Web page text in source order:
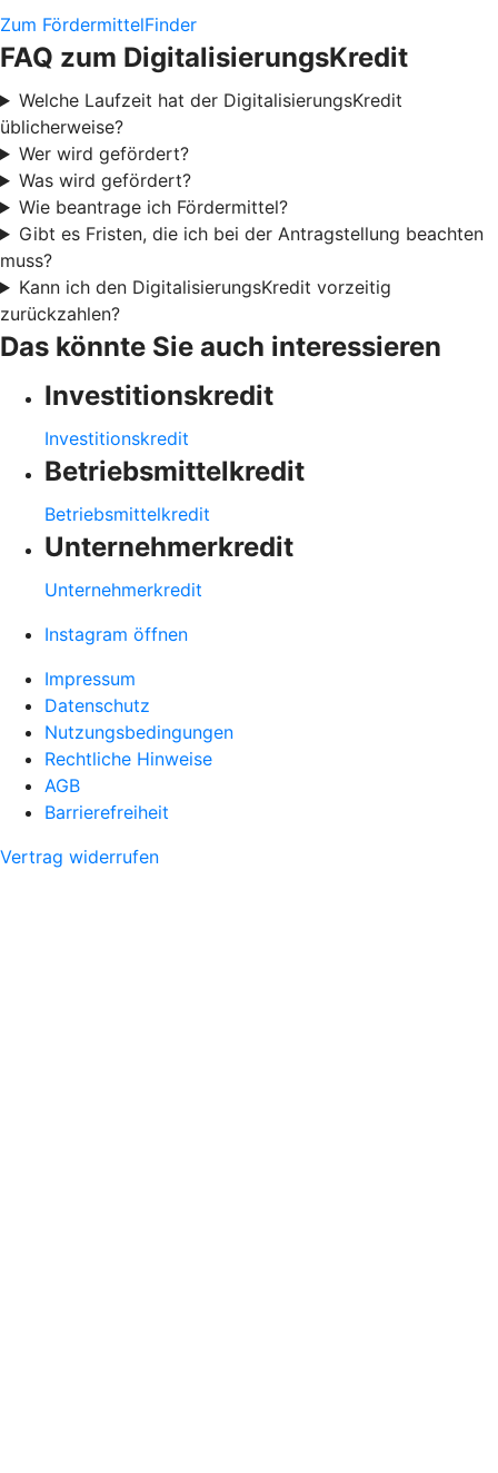
Zum FördermittelFinder
FAQ zum DigitalisierungsKredit
Welche Laufzeit hat der DigitalisierungsKredit
üblicherweise?
Wer wird gefördert?
Was wird gefördert?
Wie beantrage ich Fördermittel?
Gibt es Fristen, die ich bei der Antragstellung beachten
muss?
Kann ich den DigitalisierungsKredit vorzeitig
zurückzahlen?
Das könnte Sie auch interessieren
Investitionskredit
Investitionskredit
Betriebsmittelkredit
Betriebsmittelkredit
Unternehmerkredit
Unternehmerkredit
Instagram öffnen
Impressum
Datenschutz
Nutzungsbedingungen
Rechtliche Hinweise
AGB
Barrierefreiheit
Vertrag widerrufen